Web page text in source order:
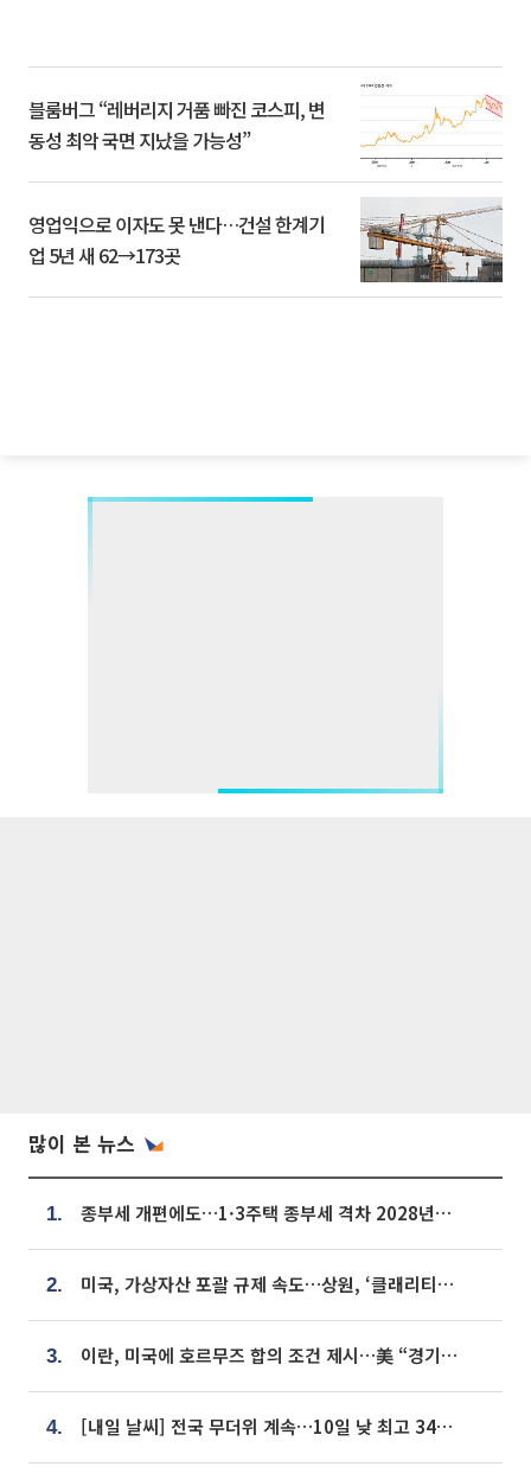
블룸버그 “레버리지 거품 빠진 코스피, 변
동성 최악 국면 지났을 가능성”
영업익으로 이자도 못 낸다…건설 한계기
업 5년 새 62→173곳
많이 본 뉴스
1. 종부세 개편에도…1·3주택 종부세 격차 2028년부터 확대
2. 미국, 가상자산 포괄 규제 속도…상원, ‘클래리티법’ 9월 절차투표 추진
3. 이란, 미국에 호르무즈 합의 조건 제시…美 “경기 아직 안 끝나” [종합]
4. [내일 날씨] 전국 무더위 계속…10일 낮 최고 34도 육박